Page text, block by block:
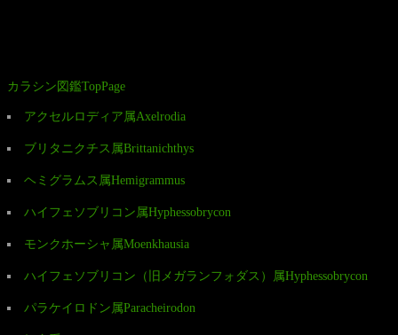
カラシン図鑑TopPage
アクセルロディア属Axelrodia
ブリタニクチス属Brittanichthys
ヘミグラムス属Hemigrammus
ハイフェソブリコン属Hyphessobrycon
モンクホーシャ属Moenkhausia
ハイフェソブリコン（旧メガランフォダス）属Hyphessobrycon
パラケイロドン属Paracheirodon